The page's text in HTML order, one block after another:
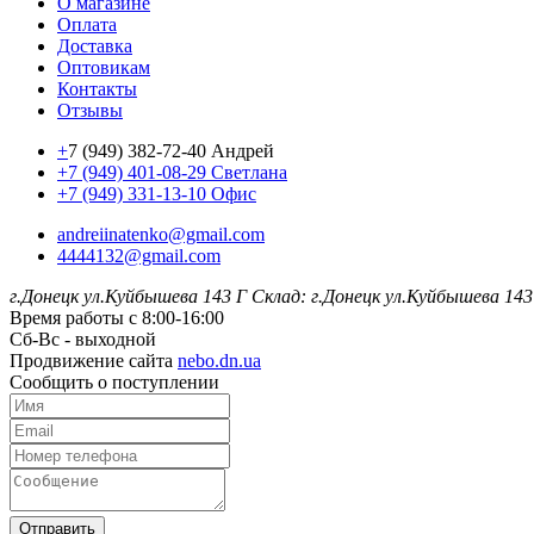
Оплата
Доставка
Оптовикам
Контакты
Отзывы
+7 (949) 382-72-40 Андрей
+7 (949) 401-08-29 Светлана
+7 (949) 331-13-10 Офис
andreiinatenko@gmail.com
4444132@gmail.com
г.Донецк ул.Куйбышева 143 Г Склад: г.Донецк ул.Куйбышева
Время работы с 8:00-16:00
Сб-Вс - выходной
Продвижение сайта nebo.dn.ua
Сообщить о поступлении
Отправить